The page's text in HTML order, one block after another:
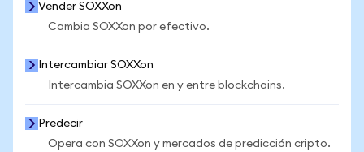
Vender SOXXon
Cambia SOXXon por efectivo.
Intercambiar SOXXon
Intercambia SOXXon en y entre blockchains.
Predecir
Opera con SOXXon y mercados de predicción cripto.